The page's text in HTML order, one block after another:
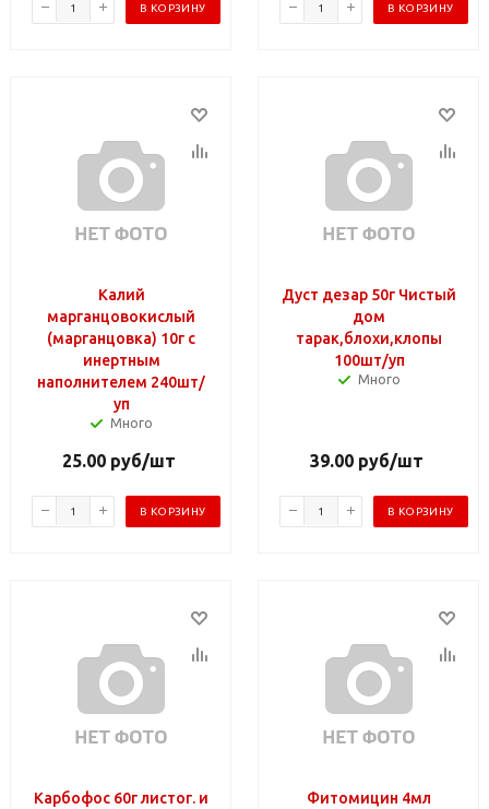
В КОРЗИНУ В КОРЗИНУ
Калий
марганцовокислый
(марганцовка) 10г с
инертным
наполнителем 240шт/
уп
Много
25.00 руб/шт
В КОРЗИНУ
Дуст дезар 50г Чистый
дом
тарак,блохи,клопы
100шт/уп
Много
39.00 руб/шт
В КОРЗИНУ
Карбофос 60г листог. и
Фитомицин 4мл